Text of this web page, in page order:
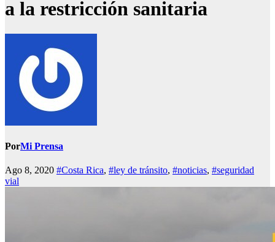
a la restricción sanitaria
PorMi Prensa
Ago 8, 2020 #Costa Rica, #ley de tránsito, #noticias, #seguridad
vial